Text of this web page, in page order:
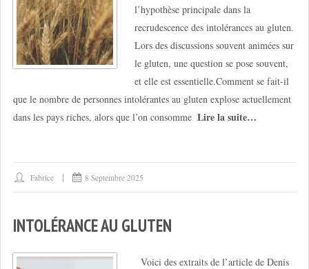
l’hypothèse principale dans la
recrudescence des intolérances au gluten.
Lors des discussions souvent animées sur
le gluten, une question se pose souvent,
et elle est essentielle.Comment se fait-il
que le nombre de personnes intolérantes au gluten explose actuellement
dans les pays riches, alors que l’on consomme Lire la suite…
Fabrice 8 Septembre 2025
INTOLÉRANCE AU GLUTEN
Voici des extraits de l’article de Denis